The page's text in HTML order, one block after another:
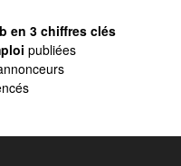
en 3 chiffres clés
publiées